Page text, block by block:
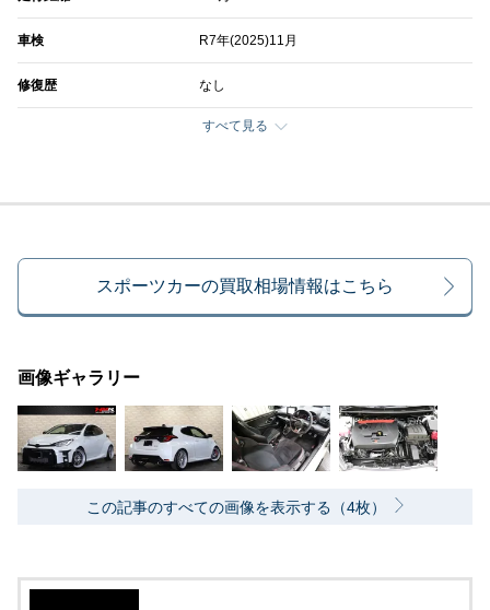
車検 R7年(2025)11月
修復歴 なし
すべて見る
スポーツカーの買取相場情報はこちら
画像ギャラリー
この記事のすべての画像を表示する（4枚）